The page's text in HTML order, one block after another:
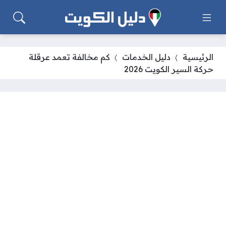
الرئيسية دليل الخدمات
كم مخالفة تعمد عرقلة
حركة السير الكويت 2026